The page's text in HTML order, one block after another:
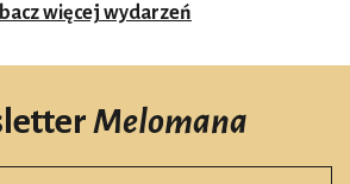
więcej wydarzeń
Melomana